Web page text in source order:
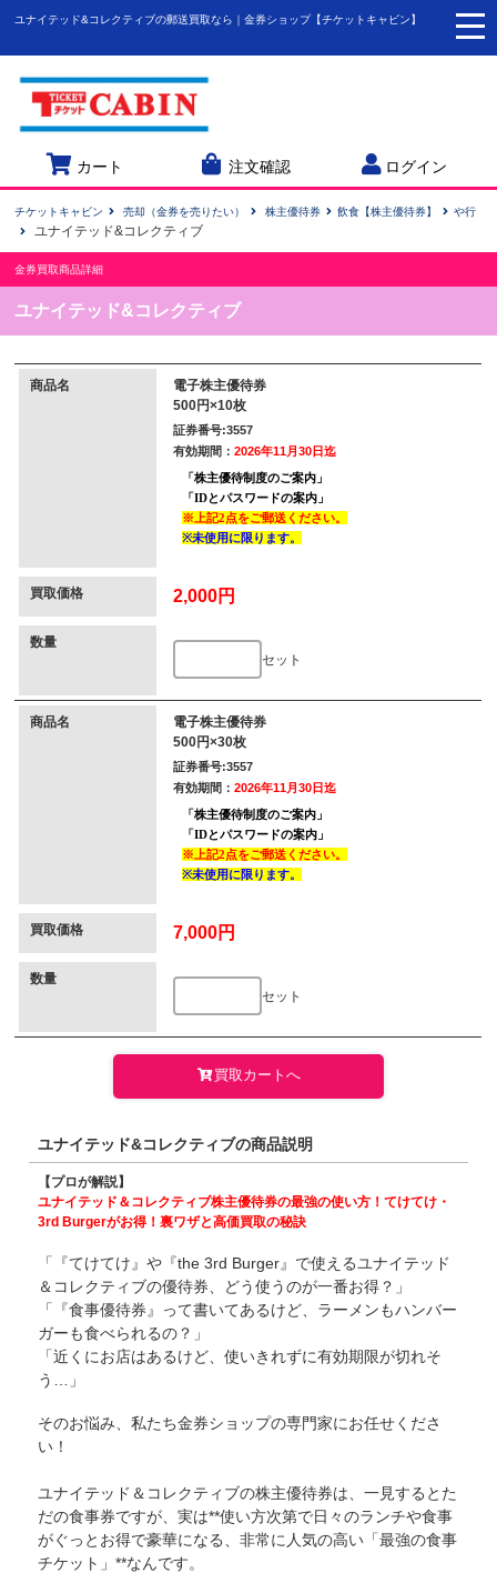
ユナイテッド&コレクティブの郵送買取なら｜金券ショップ【チケットキャビン】
カート 注文確認 ログイン
チケットキャビン 売却（金券を売りたい） 株主優待券 飲食【株主優待券】 や行
ユナイテッド&コレクティブ
金券買取商品詳細
ユナイテッド&コレクティブ
商品名
電子株主優待券
500円×10枚
証券番号:3557
有効期間： 2026年11月30日迄
買取価格 2,000円
数量
セット
商品名
電子株主優待券
500円×30枚
証券番号:3557
有効期間： 2026年11月30日迄
買取価格 7,000円
数量
セット
買取カートへ
ユナイテッド&コレクティブの商品説明
【プロが解説】
ユナイテッド＆コレクティブ株主優待券の最強の使い方！てけてけ・
3rd Burgerがお得！裏ワザと高価買取の秘訣
「『てけてけ』や『the 3rd Burger』で使えるユナイテッド
＆コレクティブの優待券、どう使うのが一番お得？」
「『食事優待券』って書いてあるけど、ラーメンもハンバー
ガーも食べられるの？」
「近くにお店はあるけど、使いきれずに有効期限が切れそ
う…」
そのお悩み、私たち金券ショップの専門家にお任せくださ
い！
ユナイテッド＆コレクティブの株主優待券は、一見するとた
だの食事券ですが、実は**使い方次第で日々のランチや食事
がぐっとお得で豪華になる、非常に人気の高い「最強の食事
チケット」**なんです。